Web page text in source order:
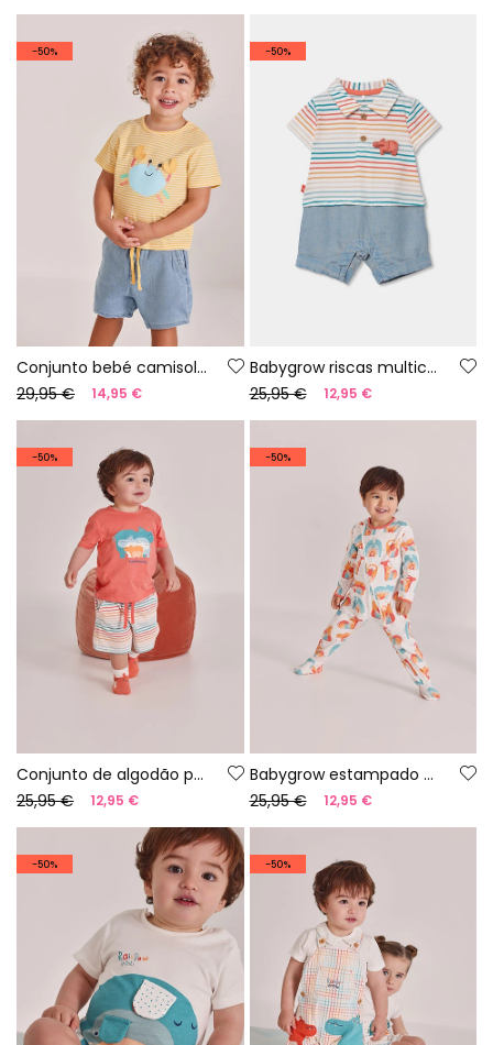
-50%
Conjunto bebé camisola e calça algodão amarelo azul
29,95 €
14,95 €
-50%
Babygrow riscas multicolor algodão
25,95 €
12,95 €
-50%
Conjunto de algodão para bebé menino na cor laranja.
25,95 €
12,95 €
-50%
Babygrow estampado para bebé
25,95 €
12,95 €
-50% -50%